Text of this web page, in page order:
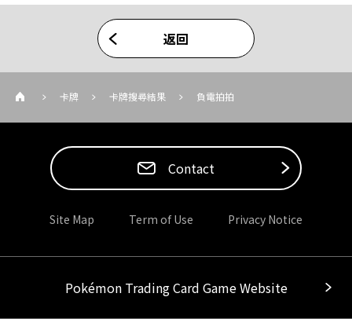
返回
卡牌 卡牌搜尋結果 負電拍拍
Contact
Site Map Term of Use Privacy Notice
Pokémon Trading Card Game Website